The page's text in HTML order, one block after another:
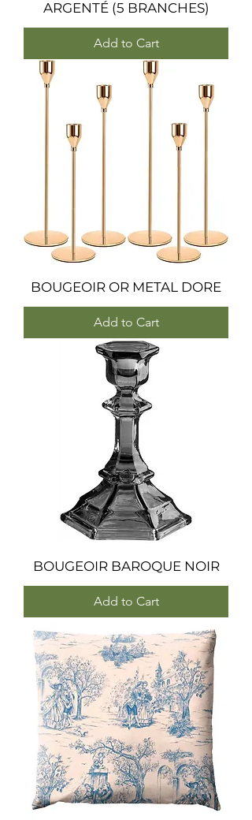
ARGENTÉ (5 BRANCHES)
Add to Cart
BOUGEOIR OR METAL DORE
Add to Cart
BOUGEOIR BAROQUE NOIR
Add to Cart